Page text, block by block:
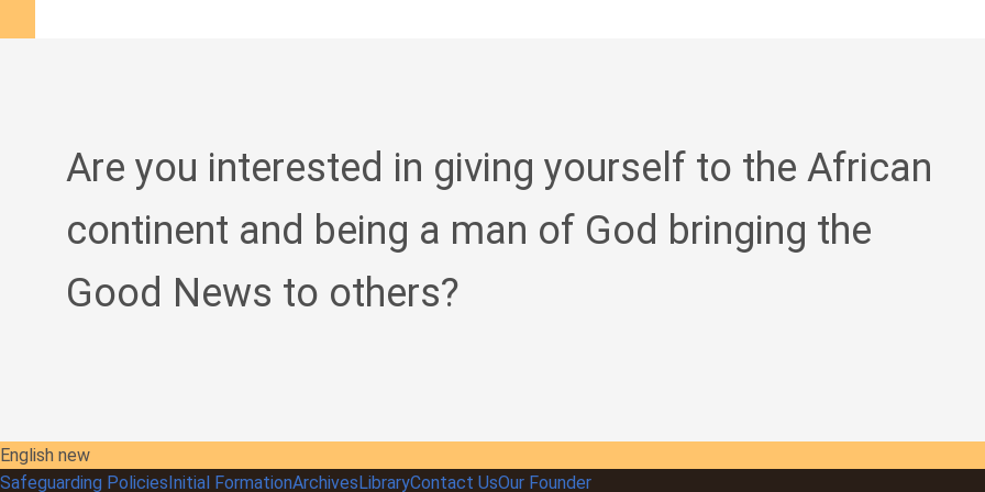
Are you interested in giving yourself to the African
continent and being a man of God bringing the
Good News to others?
English new
Safeguarding PoliciesInitial FormationArchivesLibraryContact UsOur Founder